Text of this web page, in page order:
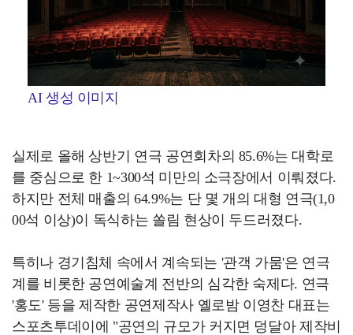
AI 생성 이미지
실제로 올해 상반기 연극 공연회차의 85.6%는 대학로
를 중심으로 한 1~300석 미만의 소극장에서 이뤄졌다.
하지만 전체 매출의 64.9%는 단 몇 개의 대형 연극(1,0
00석 이상)이 독식하는 쏠림 현상이 두드러졌다.
특히나 경기침체 속에서 계속되는 '관객 가뭄'은 연극
계를 비롯한 공연예술계 전반의 심각한 숙제다. 연극
'홍도' 등을 제작한 공연제작사 옐로밤 이영찬 대표는
스포츠투데이에 "공연의 규모가 커지면 덩달아 제작비